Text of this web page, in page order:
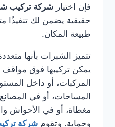
فإن اختيار شركة تركيب
حقيقية يضمن لك تنفيذًا
طبيعة المكان.
تتميز الشبرات بأنها
يمكن تركيبها فوق مواقف
المركبات، أو داخل
المساحات، أو في
مغطاة، أو في الأحواش
وحماية. وتقوم شركة